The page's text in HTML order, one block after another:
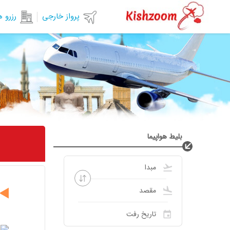
پرواز خارجی
بلیط هواپیما